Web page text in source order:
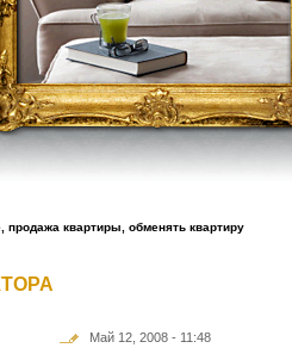
продажа квартиры, обменять квартиру
Май 12, 2008 - 11:48